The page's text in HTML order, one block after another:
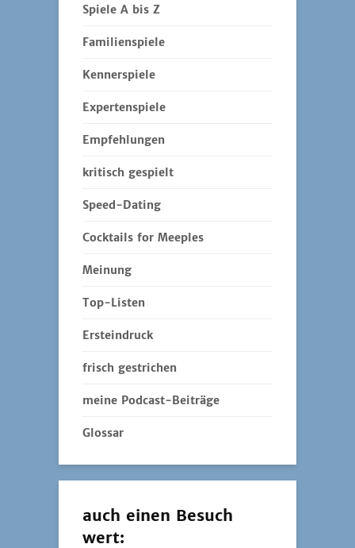
Spiele A bis Z
Familienspiele
Kennerspiele
Expertenspiele
Empfehlungen
kritisch gespielt
Speed-Dating
Cocktails for Meeples
Meinung
Top-Listen
Ersteindruck
frisch gestrichen
meine Podcast-Beiträge
Glossar
auch einen Besuch
wert: